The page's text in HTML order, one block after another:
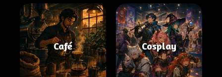
Café Cosplay